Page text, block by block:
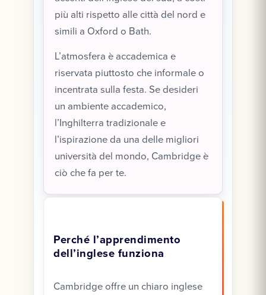
più alti rispetto alle città del nord e
simili a Oxford o Bath.
L’atmosfera è accademica e
riservata piuttosto che informale o
incentrata sulla festa. Se desideri
un ambiente accademico,
l’Inghilterra tradizionale e
l’ispirazione da una delle migliori
università del mondo, Cambridge è
ciò che fa per te.
Perché l’apprendimento
dell’inglese funziona
Cambridge offre un chiaro inglese